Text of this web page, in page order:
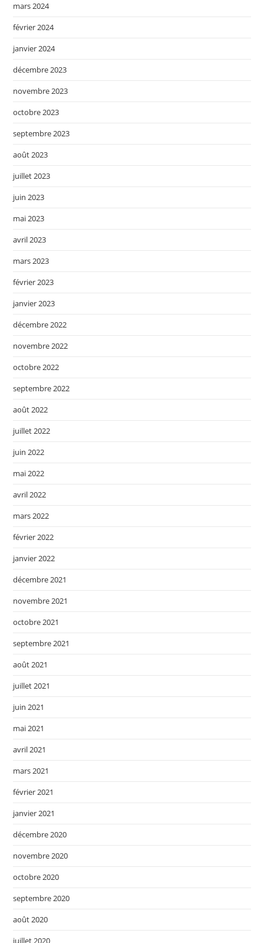
mars 2024
février 2024
janvier 2024
décembre 2023
novembre 2023
octobre 2023
septembre 2023
août 2023
juillet 2023
juin 2023
mai 2023
avril 2023
mars 2023
février 2023
janvier 2023
décembre 2022
novembre 2022
octobre 2022
septembre 2022
août 2022
juillet 2022
juin 2022
mai 2022
avril 2022
mars 2022
février 2022
janvier 2022
décembre 2021
novembre 2021
octobre 2021
septembre 2021
août 2021
juillet 2021
juin 2021
mai 2021
avril 2021
mars 2021
février 2021
janvier 2021
décembre 2020
novembre 2020
octobre 2020
septembre 2020
août 2020
juillet 2020